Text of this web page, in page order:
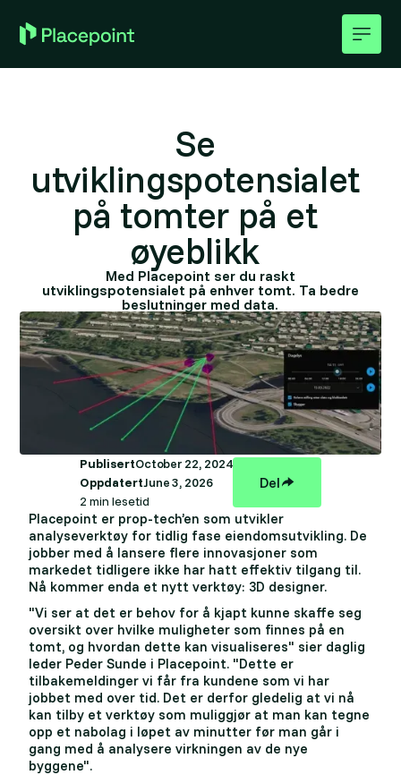
Se
utviklingspotensialet
på tomter på et
øyeblikk
Med Placepoint ser du raskt
utviklingspotensialet på enhver tomt. Ta bedre
beslutninger med data.
PublisertOctober 22, 2024
OppdatertJune 3, 2026
2 min lesetid
Del
Placepoint er prop-tech’en som utvikler
analyseverktøy for tidlig fase eiendomsutvikling. De
jobber med å lansere flere innovasjoner som
markedet tidligere ikke har hatt effektiv tilgang til.
Nå kommer enda et nytt verktøy: 3D designer.
"Vi ser at det er behov for å kjapt kunne skaffe seg
oversikt over hvilke muligheter som finnes på en
tomt, og hvordan dette kan visualiseres" sier daglig
leder Peder Sunde i Placepoint. "Dette er
tilbakemeldinger vi får fra kundene som vi har
jobbet med over tid. Det er derfor gledelig at vi nå
kan tilby et verktøy som muliggjør at man kan tegne
opp et nabolag i løpet av minutter før man går i
gang med å analysere virkningen av de nye
byggene".